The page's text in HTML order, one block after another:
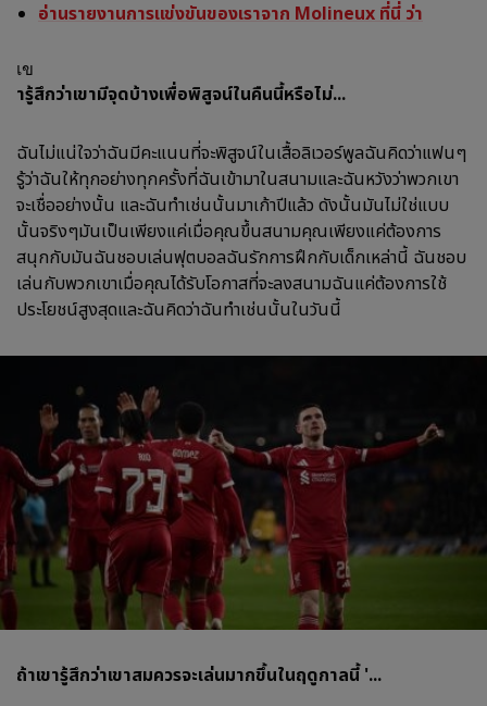
อ่านรายงานการแข่งขันของเราจาก Molineux ที่นี่ ว่า
เข
ารู้สึกว่าเขามีจุดบ้างเพื่อพิสูจน์ในคืนนี้หรือไม่...
ฉันไม่แน่ใจว่าฉันมีคะแนนที่จะพิสูจน์ในเสื้อลิเวอร์พูลฉันคิดว่าแฟนๆ
รู้ว่าฉันให้ทุกอย่างทุกครั้งที่ฉันเข้ามาในสนามและฉันหวังว่าพวกเขา
จะเชื่ออย่างนั้น และฉันทำเช่นนั้นมาเก้าปีแล้ว ดังนั้นมันไม่ใช่แบบ
นั้นจริงๆมันเป็นเพียงแค่เมื่อคุณขึ้นสนามคุณเพียงแค่ต้องการ
สนุกกับมันฉันชอบเล่นฟุตบอลฉันรักการฝึกกับเด็กเหล่านี้ ฉันชอบ
เล่นกับพวกเขาเมื่อคุณได้รับโอกาสที่จะลงสนามฉันแค่ต้องการใช้
ประโยชน์สูงสุดและฉันคิดว่าฉันทำเช่นนั้นในวันนี้
ถ้าเขารู้สึกว่าเขาสมควรจะเล่นมากขึ้นในฤดูกาลนี้ '...